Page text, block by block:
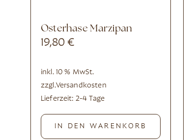
Osterhase Marzipan
19,80 €
inkl. 10 % MwSt.
zzgl.Versandkosten
Lieferzeit: 2-4 Tage
IN DEN WARENKORB